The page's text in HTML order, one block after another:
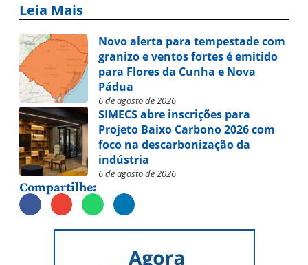
Leia Mais
Novo alerta para tempestade com
granizo e ventos fortes é emitido
para Flores da Cunha e Nova
Pádua
6 de agosto de 2026
SIMECS abre inscrições para
Projeto Baixo Carbono 2026 com
foco na descarbonização da
indústria
6 de agosto de 2026
Compartilhe: